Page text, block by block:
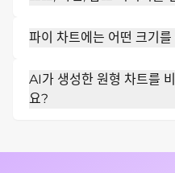
껴지는 원형 차트를 만들
파이 차트에는 어떤 크기
세요. 인쇄, 웹, 소셜 또는
한 경우 대체 크기를 요청할
AI가 생성한 원형 차트를
요?